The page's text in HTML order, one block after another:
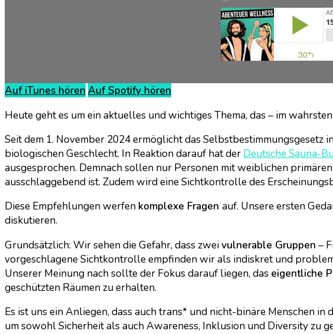
Auf iTunes hören Auf Spotify hören
Heute geht es um ein aktuelles und wichtiges Thema, das – im
Seit dem 1. November 2024 ermöglicht das
biologischen Geschlecht. In Reaktion darauf hat der Deutsche Sauna-
ausgesprochen. Demnach sollen nur Personen mit weiblichen
ausschlaggebend ist. Zudem wird eine Sichtkontrolle des
Diese Empfehlungen werfen komplexe Fragen auf. Unsere ersten
diskutieren.
Grundsätzlich: Wir sehen die Gefahr, dass zweivulnerable Gruppen –
vorgeschlagene Sichtkontrolle empfinden wir als indiskret und
Unserer Meinung nach sollte der Fokus darauf liegen, das eigentliche
geschützten Räumen zu erhalten.
Es ist uns ein Anliegen, dass auch trans* und nicht-binäre Menschen
um sowohl Sicherheit als auch Awareness, Inklusion und Diversity zu